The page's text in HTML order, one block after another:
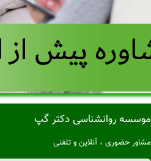
موسسه روانشناسی دکتر گپ
مشاور حضوری ، آنلاین و تلفنی